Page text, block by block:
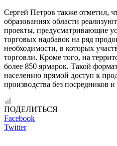
Сергей Петров также отметил,
образованиях области
проекты, предусматривающие
торговых надбавок на ряд
необходимости, в которых
торговли. Кроме того, на
более 850 ярмарок. Такой
населению прямой доступ к
производства без посредников
ПОДЕЛИТЬСЯ
Facebook
Twitter